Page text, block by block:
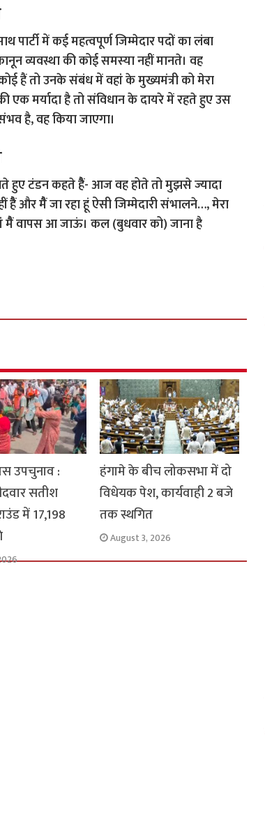
में कई महत्वपूर्ण जिम्मेदार पदों का लंबा
व्यवस्था की कोई समस्या नहीं मानते। वह
हैं तो उनके संबंध में वहां के मुख्यमंत्री को मेरा
एक मर्यादा है तो संविधान के दायरे में रहते हुए उस
है, वह किया जाएगा।
हुए टंडन कहते हैैं- आज वह होते तो मुझसे ज्यादा
और मैैं जा रहा हूं ऐसी जिम्मेदारी संभालने…, मेरा
मैैं वापस आ जाऊं। कल (बुधवार को) जाना है
उपचुनाव :
सतीश
में 17,198
हंगामे के बीच लोकसभा में दो
विधेयक पेश, कार्यवाही 2 बजे
तक स्थगित
August 3, 2026